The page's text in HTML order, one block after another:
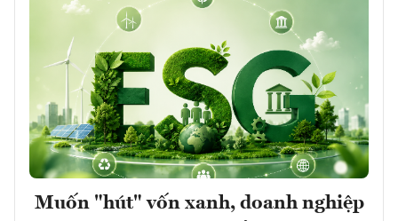
Muốn "hút" vốn xanh, doanh nghiệp